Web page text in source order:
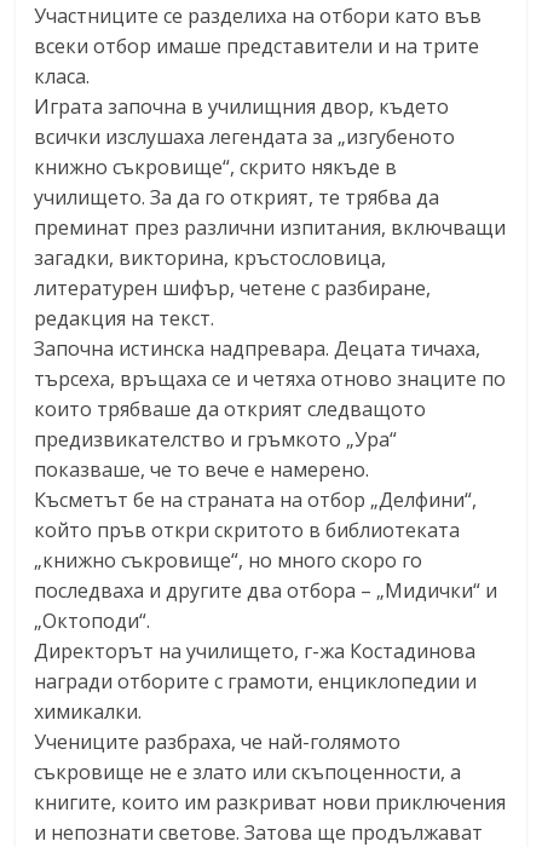
Участниците се разделиха на отбори като във
всеки отбор имаше представители и на трите
класа.
Играта започна в училищния двор, където
всички изслушаха легендата за „изгубеното
книжно съкровище“, скрито някъде в
училището. За да го открият, те трябва да
преминат през различни изпитания, включващи
загадки, викторина, кръстословица,
литературен шифър, четене с разбиране,
редакция на текст.
Започна истинска надпревара. Децата тичаха,
търсеха, връщаха се и четяха отново знаците по
които трябваше да открият следващото
предизвикателство и гръмкото „Ура“
показваше, че то вече е намерено.
Късметът бе на страната на отбор „Делфини“,
който пръв откри скритото в библиотеката
„книжно съкровище“, но много скоро го
последваха и другите два отбора – „Мидички“ и
„Октоподи“.
Директорът на училището, г-жа Костадинова
награди отборите с грамоти, енциклопедии и
химикалки.
Учениците разбраха, че най-голямото
съкровище не е злато или скъпоценности, а
книгите, които им разкриват нови приключения
и непознати светове. Затова ще продължават